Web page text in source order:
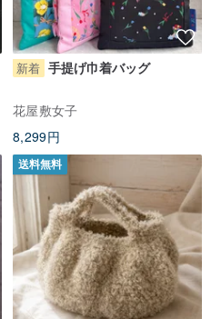
新着 手提げ巾着バッグ
花屋敷女子
8,299円
送料無料